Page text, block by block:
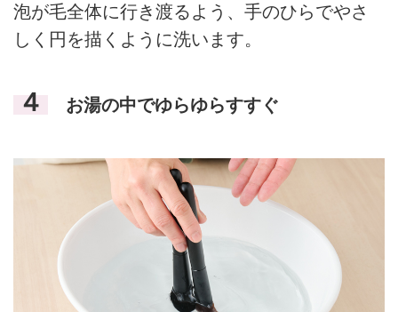
泡が毛全体に行き渡るよう、手のひらでやさ
しく円を描くように洗います。
４ お湯の中でゆらゆらすすぐ